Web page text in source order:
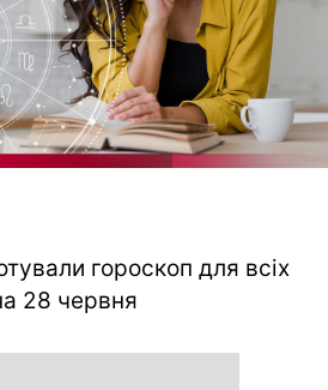
гороскоп для всіх
28 червня